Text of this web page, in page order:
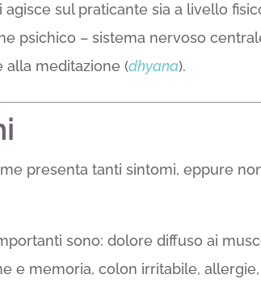
agisce sul praticante sia a livello
psichico – sistema nervoso
alla meditazione (dhyana).
presenta tanti sintomi, eppure
sono: dolore diffuso ai
e memoria, colon irritabile,